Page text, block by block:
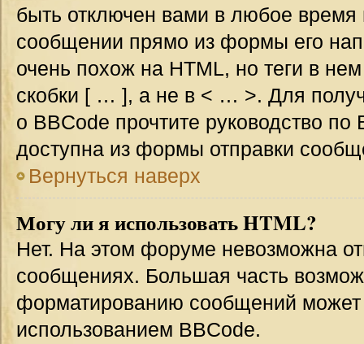
быть отключен вами в любое
сообщении прямо из формы его
очень похож на HTML, но теги в
скобки [ … ], а не в < … >. Для
о BBCode прочтите руководство
доступна из формы отправки
Вернуться наверх
Могу ли я использовать HTML?
Нет. На этом форуме невозможна
сообщениях. Большая часть
форматированию сообщений может
использованием BBCode.